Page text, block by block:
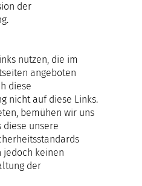
der
nutzen, die im
angeboten
diese
nicht auf diese Links.
bemühen wir uns
diese unsere
jedoch keinen
der